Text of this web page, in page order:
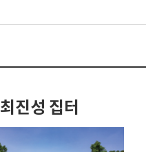
최진성 집터